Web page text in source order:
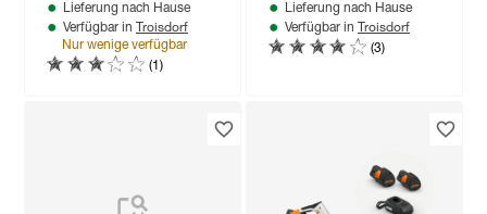
Lieferung nach Hause
Verfügbar in Troisdorf
Nur wenige verfügbar
(1)
Lieferung nach Hause
Verfügbar in Troisdorf
(3)